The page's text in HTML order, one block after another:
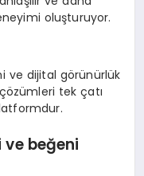
oluşturuyor.
ve dijital görünürlük
tek çatı
beğeni